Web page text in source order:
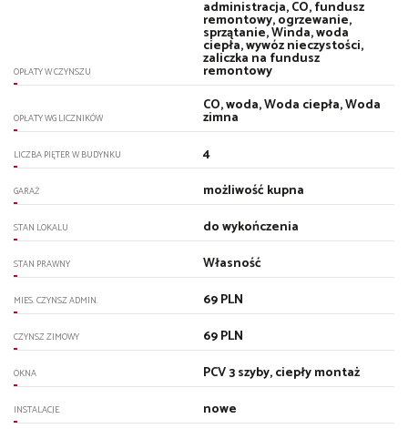
OPŁATY W CZYNSZU
administracja, CO, fundusz
remontowy, ogrzewanie,
sprzątanie, Winda, woda
ciepła, wywóz nieczystości,
zaliczka na fundusz
remontowy
OPŁATY WG LICZNIKÓW
CO, woda, Woda ciepła, Woda
zimna
LICZBA PIĘTER W BUDYNKU 4
GARAŻ możliwość kupna
STAN LOKALU do wykończenia
STAN PRAWNY Własność
MIES. CZYNSZ ADMIN. 69 PLN
CZYNSZ ZIMOWY 69 PLN
OKNA PCV 3 szyby, ciepły montaż
INSTALACJE nowe